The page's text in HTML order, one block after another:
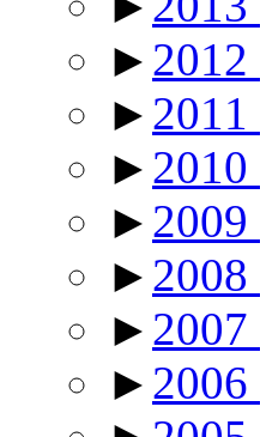
► 2012
► 2011
► 2010
► 2009
► 2008
► 2007
► 2006